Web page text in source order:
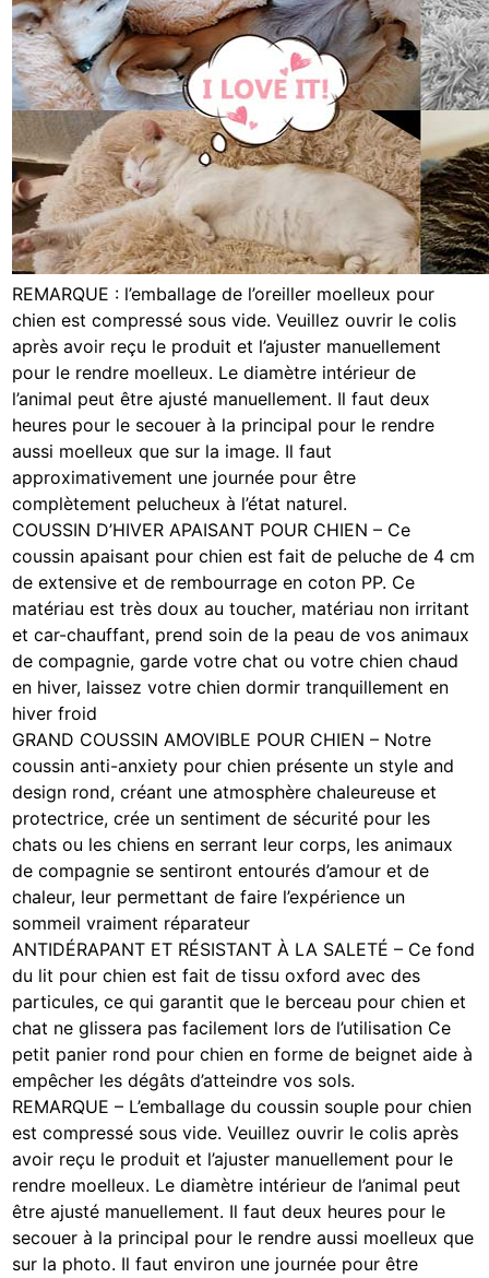
REMARQUE : l’emballage de l’oreiller moelleux pour
chien est compressé sous vide. Veuillez ouvrir le colis
après avoir reçu le produit et l’ajuster manuellement
pour le rendre moelleux. Le diamètre intérieur de
l’animal peut être ajusté manuellement. Il faut deux
heures pour le secouer à la principal pour le rendre
aussi moelleux que sur la image. Il faut
approximativement une journée pour être
complètement pelucheux à l’état naturel.
COUSSIN D’HIVER APAISANT POUR CHIEN – Ce
coussin apaisant pour chien est fait de peluche de 4 cm
de extensive et de rembourrage en coton PP. Ce
matériau est très doux au toucher, matériau non irritant
et car-chauffant, prend soin de la peau de vos animaux
de compagnie, garde votre chat ou votre chien chaud
en hiver, laissez votre chien dormir tranquillement en
hiver froid
GRAND COUSSIN AMOVIBLE POUR CHIEN – Notre
coussin anti-anxiety pour chien présente un style and
design rond, créant une atmosphère chaleureuse et
protectrice, crée un sentiment de sécurité pour les
chats ou les chiens en serrant leur corps, les animaux
de compagnie se sentiront entourés d’amour et de
chaleur, leur permettant de faire l’expérience un
sommeil vraiment réparateur
ANTIDÉRAPANT ET RÉSISTANT À LA SALETÉ – Ce fond
du lit pour chien est fait de tissu oxford avec des
particules, ce qui garantit que le berceau pour chien et
chat ne glissera pas facilement lors de l’utilisation Ce
petit panier rond pour chien en forme de beignet aide à
empêcher les dégâts d’atteindre vos sols.
REMARQUE – L’emballage du coussin souple pour chien
est compressé sous vide. Veuillez ouvrir le colis après
avoir reçu le produit et l’ajuster manuellement pour le
rendre moelleux. Le diamètre intérieur de l’animal peut
être ajusté manuellement. Il faut deux heures pour le
secouer à la principal pour le rendre aussi moelleux que
sur la photo. Il faut environ une journée pour être